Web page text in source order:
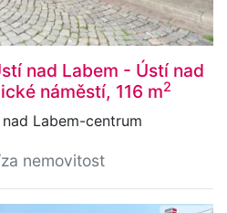
nad Labem - Ústí nad
náměstí, 116 m2
Labem-centrum
nemovitost